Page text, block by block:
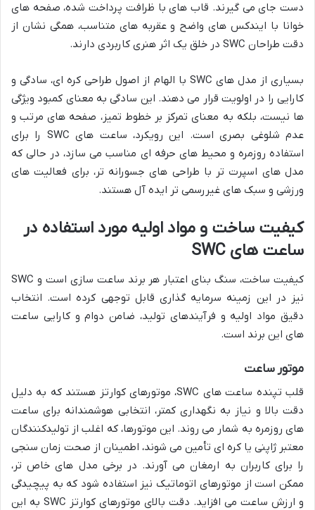
دست جای می گیرند. قاب های با ظرافت پرداخت شده، صفحه های
خوانا با ایندکس های واضح و عقربه های متناسب، همگی نشان از
دقت طراحان SWC در خلق یک اثر هنری کاربردی دارند.
بسیاری از مدل های SWC با الهام از اصول طراحی کره ای، سادگی و
کارایی را در اولویت قرار می دهند. این سادگی به معنای کمبود ویژگی
ها نیست، بلکه به معنای تمرکز بر خطوط تمیز، صفحه های مرتب و
عدم شلوغی بصری است. این رویکرد، ساعت های SWC را برای
استفاده روزمره و محیط های حرفه ای مناسب می سازد، در حالی که
مدل های اسپرت تر با طراحی های جسورانه تر، برای فعالیت های
ورزشی و سبک های غیررسمی تر ایده آل هستند.
کیفیت ساخت و مواد اولیه مورد استفاده در
ساعت های SWC
کیفیت ساخت، سنگ بنای اعتبار هر برند ساعت سازی است و SWC
نیز در این زمینه سرمایه گذاری قابل توجهی کرده است. انتخاب
دقیق مواد اولیه و فرآیندهای تولید، ضامن دوام و کارایی ساعت
های این برند است.
موتور ساعت
قلب تپنده ساعت های SWC، موتورهای کوارتز هستند که به دلیل
دقت بالا و نیاز به نگهداری کمتر، انتخابی هوشمندانه برای ساعت
های روزمره به شمار می روند. این موتورها، که اغلب از تولیدکنندگان
معتبر ژاپنی یا کره ای تأمین می شوند، اطمینان از صحت زمان سنجی
را برای کاربران به ارمغان می آورند. در برخی مدل های خاص تر،
ممکن است از موتورهای اتوماتیک نیز استفاده شود که به پیچیدگی
و ارزش ساعت می افزاید. دقت بالای موتورهای کوارتز SWC به این